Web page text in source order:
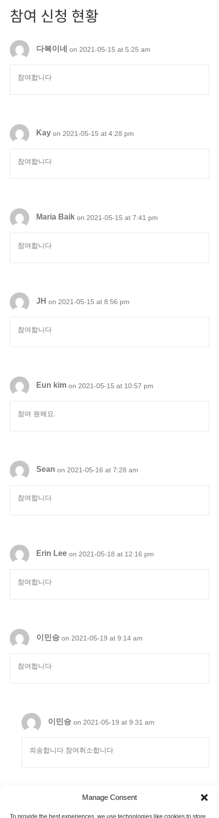
Manage Consent
To provide the best experiences, we use technologies like cookies to store
참여 신청 현황
다복이네 on 2021-05-15 at 5:25 am
참여합니다
Kay on 2021-05-15 at 4:28 pm
참여합니다
Maria Baik on 2021-05-15 at 7:41 pm
참여합니다
JH on 2021-05-15 at 8:56 pm
참여합니다
Eun kim on 2021-05-15 at 10:57 pm
참여 원해요.
Sean on 2021-05-16 at 7:28 am
참여합니다
Erin Lee on 2021-05-18 at 12:16 pm
참여합니다
이민승 on 2021-05-19 at 9:14 am
참여합니다
이민승 on 2021-05-19 at 9:31 am
죄송합니다 참여취소합니다